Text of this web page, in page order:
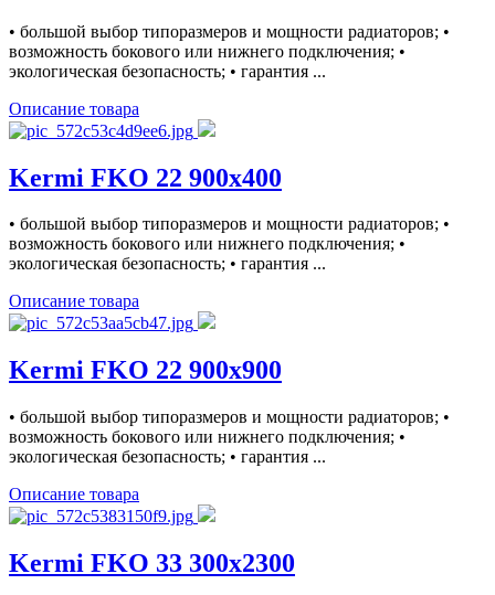
• большой выбор типоразмеров и мощности радиаторов; •
возможность бокового или нижнего подключения; •
экологическая безопасность; • гарантия ...
Описание товара
Kermi FKO 22 900x400
• большой выбор типоразмеров и мощности радиаторов; •
возможность бокового или нижнего подключения; •
экологическая безопасность; • гарантия ...
Описание товара
Kermi FKO 22 900x900
• большой выбор типоразмеров и мощности радиаторов; •
возможность бокового или нижнего подключения; •
экологическая безопасность; • гарантия ...
Описание товара
Kermi FKO 33 300x2300